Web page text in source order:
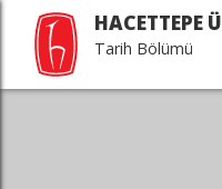
HACETTEPE
Tarih Bölümü